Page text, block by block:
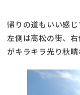
帰りの道もいい感じ
左側は高松の街、
がキラキラ光り秋